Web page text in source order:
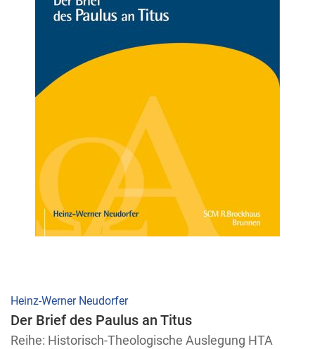
Heinz-Werner Neudorfer
Der Brief des Paulus an Titus
Reihe: Historisch-Theologische Auslegung HTA